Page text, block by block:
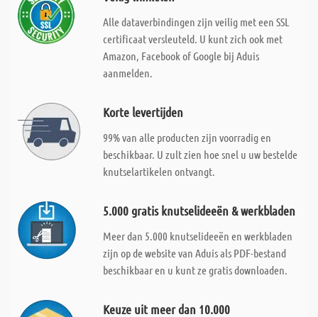
Alle dataverbindingen zijn veilig met een SSL
certificaat versleuteld. U kunt zich ook met
Amazon, Facebook of Google bij Aduis
aanmelden.
Korte levertijden
99% van alle producten zijn voorradig en
beschikbaar. U zult zien hoe snel u uw bestelde
knutselartikelen ontvangt.
5.000 gratis knutselideeën & werkbladen
Meer dan 5.000 knutselideeën en werkbladen
zijn op de website van Aduis als PDF-bestand
beschikbaar en u kunt ze gratis downloaden.
Keuze uit meer dan 10.000